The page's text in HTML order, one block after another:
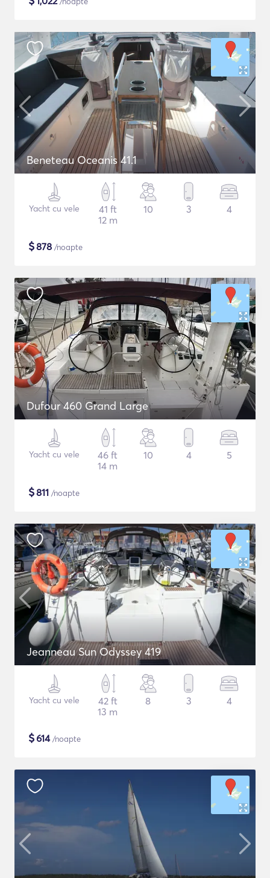
Beneteau Oceanis 41.1
Yacht cu vele
41 ft
12 m
10 3 4
$878 /noapte
Dufour 460 Grand Large
Yacht cu vele
46 ft
14 m
10 4 5
$811 /noapte
Jeanneau Sun Odyssey 419
Yacht cu vele
42 ft
13 m
8 3 4
$614/noapte